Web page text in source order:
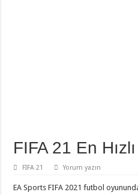
FIFA 21 En
FIFA 21 Yorum yazın
EA Sports FIFA 2021 futbol